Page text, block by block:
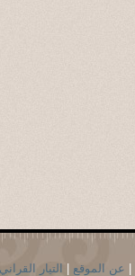
عن الموقع التيار القراني